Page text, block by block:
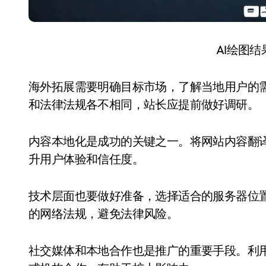
AI绘图结
海外拓展需要明确目标市场，了解当地用户
和法律法规各不相同，站长应提前做好调研。
内容本地化是成功的关键之一。将网站内容
升用户体验和信任度。
技术层面也要做好准备，选择适合的服务器
的网络法规，避免法律风险。
社交媒体和本地合作也是推广的重要手段。